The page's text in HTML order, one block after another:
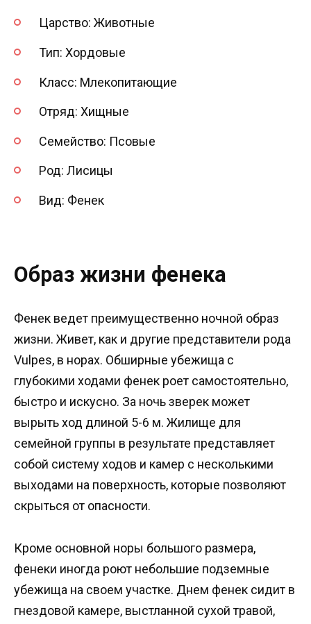
Царство: Животные
Тип: Хордовые
Класс: Млекопитающие
Отряд: Хищные
Семейство: Псовые
Род: Лисицы
Вид: Фенек
Образ жизни фенека
Фенек ведет преимущественно ночной образ
жизни. Живет, как и другие представители рода
Vulpes, в норах. Обширные убежища с
глубокими ходами фенек роет самостоятельно,
быстро и искусно. За ночь зверек может
вырыть ход длиной 5-6 м. Жилище для
семейной группы в результате представляет
собой систему ходов и камер с несколькими
выходами на поверхность, которые позволяют
скрыться от опасности.
Кроме основной норы большого размера,
фенеки иногда роют небольшие подземные
убежища на своем участке. Днем фенек сидит в
гнездовой камере, выстланной сухой травой,